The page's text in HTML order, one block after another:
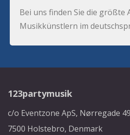
Bei uns finden Sie die größte
Musikkünstlern im
123partymusik
c/o Eventzone ApS, Nørregade 49
7500 Holstebro, Denmark